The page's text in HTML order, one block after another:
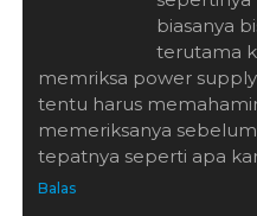
biasanya
terutama
memriksa power
tentu harus
memeriksanya
tepatnya seperti apa
Balas